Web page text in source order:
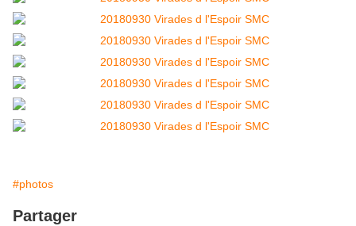
#photos
Partager